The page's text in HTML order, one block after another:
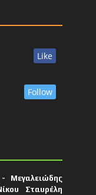
Like
Follow
Μεγαλειώδης
Σταυρέλη